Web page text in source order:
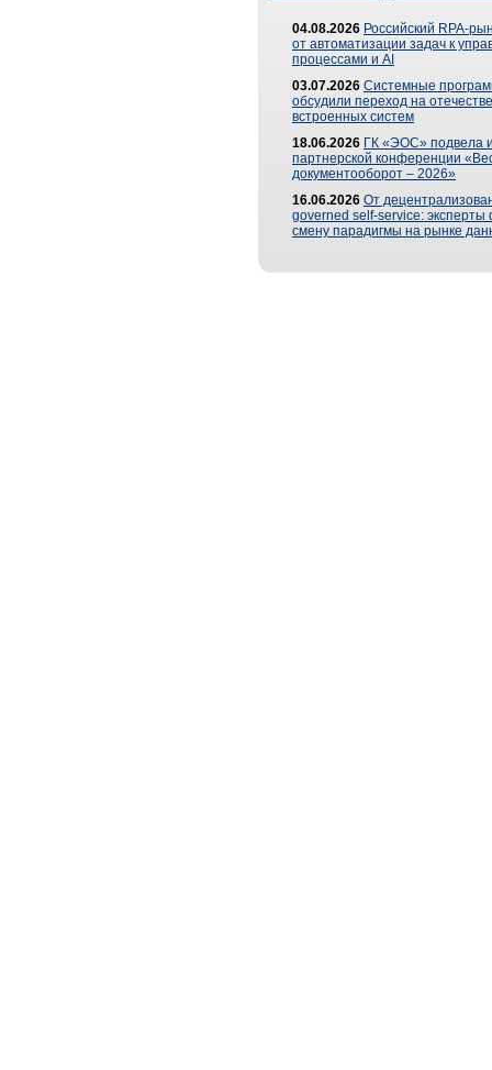
04.08.2026 Российский RPA-
от автоматизации задач к
процессами и AI
03.07.2026 Системные
обсудили переход на
встроенных систем
18.06.2026 ГК «ЭОС» подвела
партнерской конференции
документооборот – 2026»
16.06.2026 От
governed self-service: эксперты
смену парадигмы на рынке